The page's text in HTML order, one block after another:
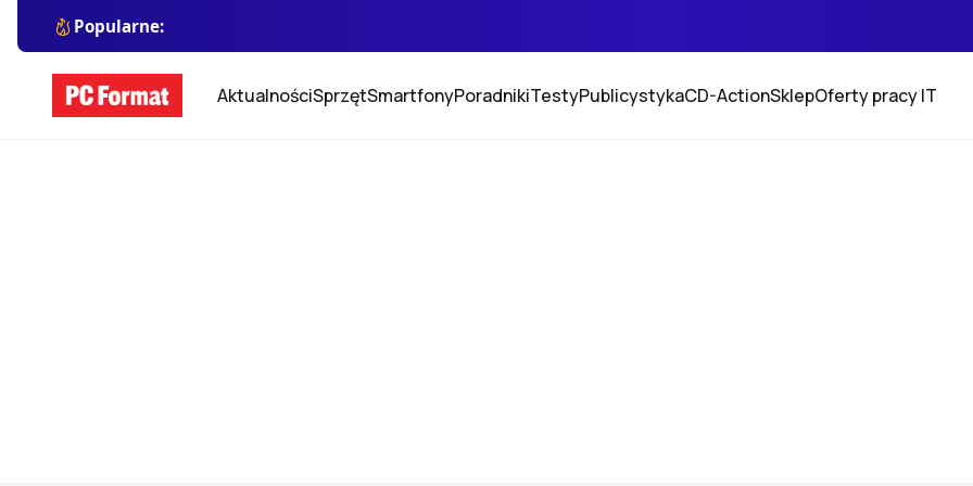
Popularne:
AktualnościSprzętSmartfonyPoradnikiTestyPublicystykaCD-ActionSklepOferty pracy IT